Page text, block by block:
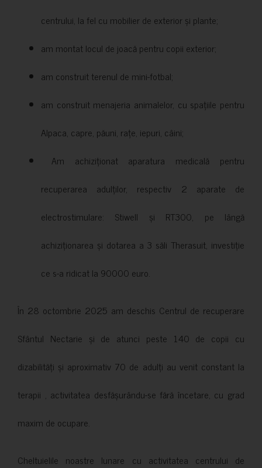
centrului, la fel cu mobilier de exterior și plante;
am montat locul de joacă pentru copii exterior;
am construit terenul de mini-fotbal;
am construit menajeria animalelor, cu spațiile pentru
Alpaca, capre, păuni, rațe, iepuri, câini;
Am achiziționat aparatura medicală pentru
recuperarea adulților, respectiv 2 aparate de
electrostimulare: Stiwell și RT300, pe lângă
achiziționarea și dotarea a 3 săli Therasuit, investiție
ce s-a ridicat la 90000 euro.
În 28 octombrie 2025 am deschis Centrul de recuperare
Sfântul Nectarie și de atunci peste 140 de copii cu
dizabilități și aproximativ 70 de adulți au venit constant la
terapii , activitatea desfășurându-se fără încetare, cu grad
maxim de ocupare.
Cheltuielile noastre lunare cu activitatea centrului de